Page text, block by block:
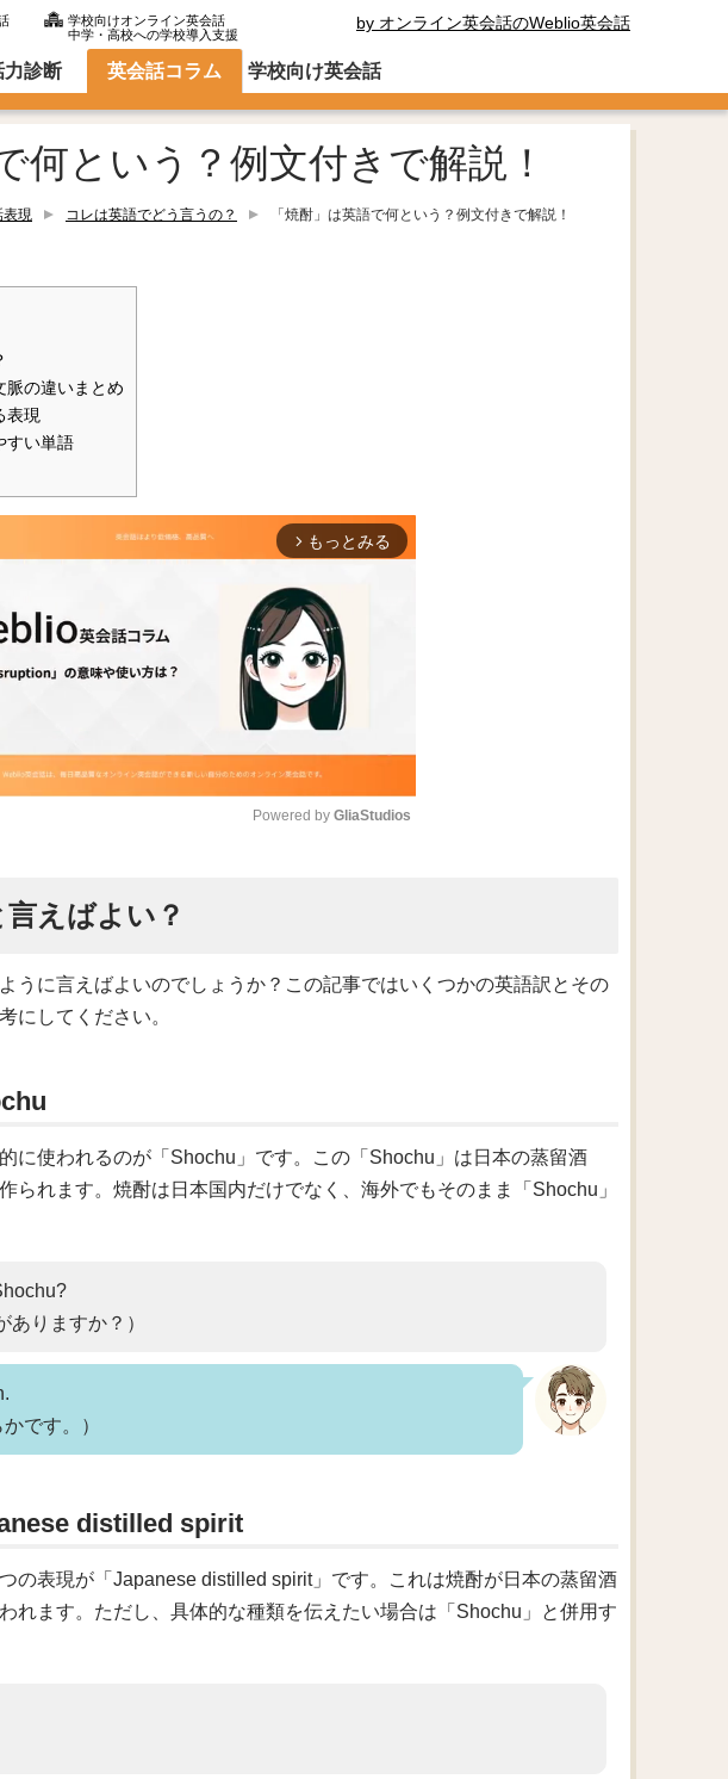
学校向けオンライン英会話
中学・高校への学校導入支援
by オンライン英会話のWeblio英会話
力診断 英会話コラム 学校向け英会話
何という？例文付きで解説！
表現 コレは英語でどう言うの？ 「焼酎」は英語で何という？例文付きで解説！
脈の違いまとめ
表現
すい単語
arrow_forward_ios もっとみる
e
Powered by GliaStudios
言えばよい？
うに言えばよいのでしょうか？この記事ではいくつかの英語訳とその
にしてください。
に使われるのが「Shochu」です。この「Shochu」は日本の蒸留酒
られます。焼酎は日本国内だけでなく、海外でもそのまま「Shochu」
ありますか？）
です。）
distilled spirit
の表現が「Japanese distilled spirit」です。これは焼酎が日本の蒸留酒
れます。ただし、具体的な種類を伝えたい場合は「Shochu」と併用す